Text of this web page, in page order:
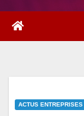
ACTUS ENTREPRISES